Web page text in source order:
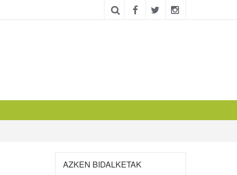
AZKEN BIDALKETAK